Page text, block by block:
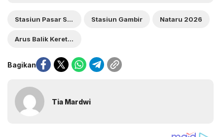
Stasiun Pasar Senen Stasiun Gambir Nataru 2026
Arus Balik Kereta Api
Bagikan
Tia Mardwi